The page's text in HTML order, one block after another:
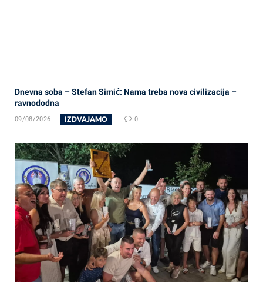
Dnevna soba – Stefan Simić: Nama treba nova civilizacija –
ravnododna
09/08/2026 IZDVAJAMO 0